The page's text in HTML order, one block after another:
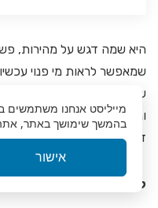
היא שמה דגש על מהירות,
שמאפשר לראות מי פנוי
שמכוונות לקשר ארוך טווח,
ונועזת, ומתאימה למי שמחפש
זאת, יש בה גם מקום לכנות
למי מתאים?
מייליסט אנחנו משתמשים
בהמשך שימושך באתר,
אישור